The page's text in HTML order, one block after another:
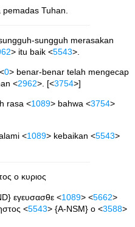
Tuhan.
sungguh merasakan
> itu baik <5543>.
0> benar-benar telah mengecap
<2962>. [<3754>]
rasa <1089> bahwa <3754>
<1089> kebaikan <5543>
ο κυριος
εγευσασθε <1089> <5662>
<5543> {A-NSM} ο <3588>